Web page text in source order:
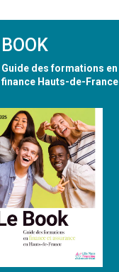
BOOK
Guide des formations en
finance Hauts-de-France